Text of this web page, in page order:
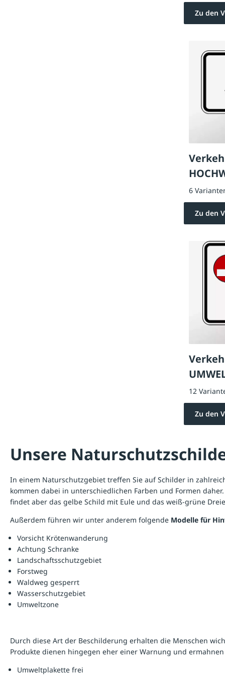
Zu den
6
Zu den
12
Zu den
Unsere
In einem Naturschutzgebiet treffen Sie aufSchilder in
kommen dabei in unterschiedlichen Farben und Formen
findet aber das gelbe Schild mit Eule und das weiß-grüne
Außerdem führen wir unter anderem folgende Modelle für
Vorsicht Krötenwanderung
Achtung Schranke
Landschaftsschutzgebiet
Forstweg
Waldweg gesperrt
Wasserschutzgebiet
Umweltzone
Durch diese Art der Beschilderung erhalten die Menschen
Produkte dienen hingegen eher einer Warnung und
Umweltplakette frei